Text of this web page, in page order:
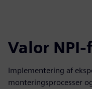
Valor
Implementering af
monteringsprocesser